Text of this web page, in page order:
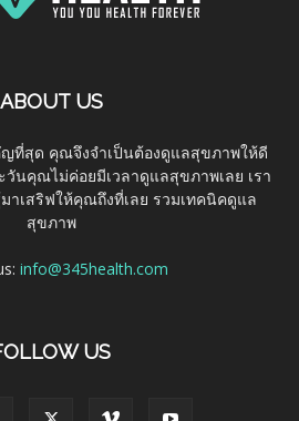
ABOUT US
ที่สุด คุณจึงจำเป็นต้องดูแลสุขภาพให้ดี
วันคุณไม่ค่อยมีเวลาดูแลสุขภาพเลย เรา
าเสริฟให้คุณถึงที่เลย รวมเทคนิคดูแล
สุขภาพ
info@345health.com
US